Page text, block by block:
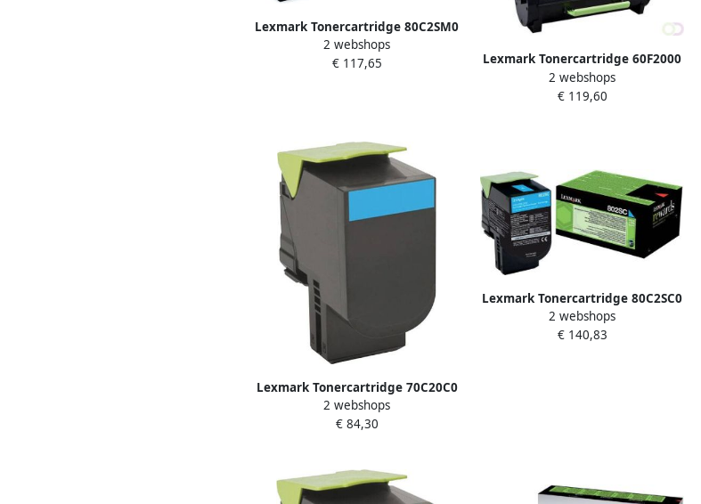
Lexmark Tonercartridge 80C2SM0
prebate rood
2 webshops
€ 117,65
Lexmark Tonercartridge 60F2000
zwart
2 webshops
€ 119,60
Lexmark Tonercartridge 70C20C0
prebate blauw
2 webshops
€ 84,30
Lexmark Tonercartridge 80C2SC0
prebate blauw
2 webshops
€ 140,83